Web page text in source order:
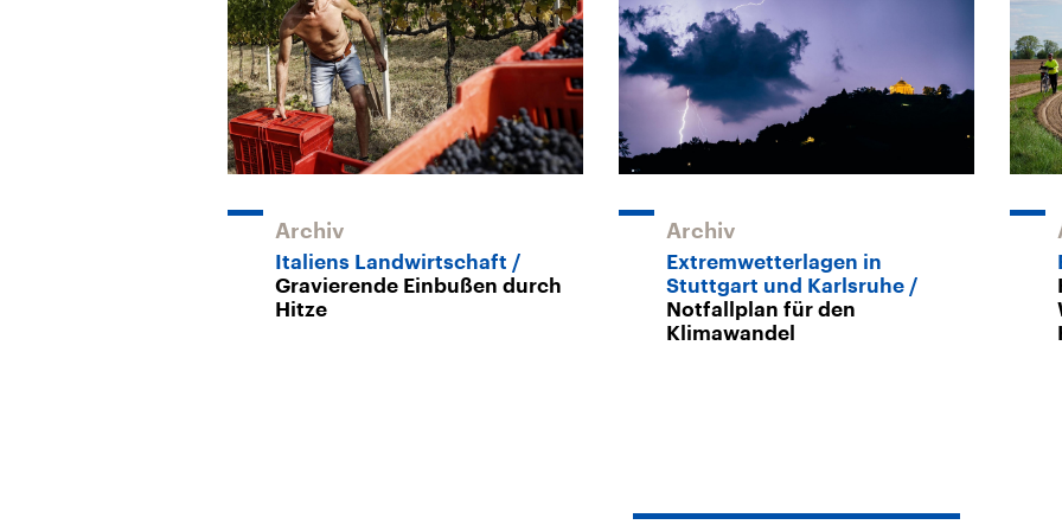
Archiv
Italiens Landwirtschaft
Gravierende Einbußen durch
Hitze
Archiv
Extremwetterlagen in
Stuttgart und Karlsruhe
Notfallplan für den
Klimawandel